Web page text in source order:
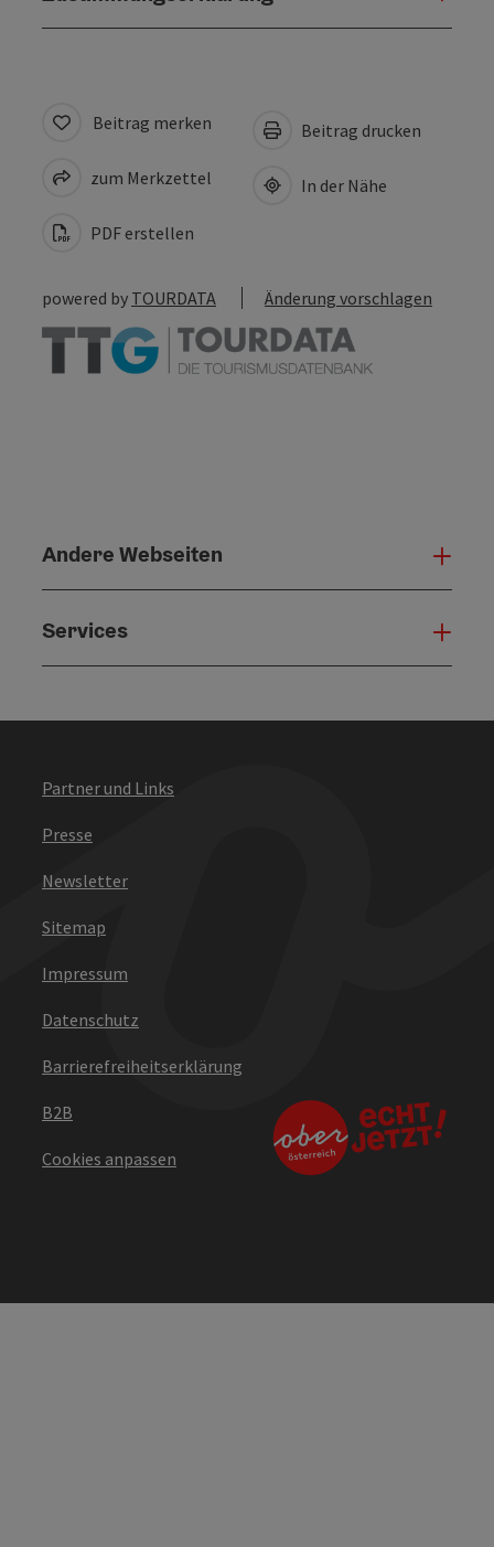
Beitrag merken
zum Merkzettel
PDF erstellen
Beitrag drucken
In der Nähe
powered by TOURDATA Änderung vorschlagen
Andere Webseiten
Services
Partner und Links
Presse
Newsletter
Sitemap
Impressum
Datenschutz
Barrierefreiheitserklärung
B2B
Cookies anpassen